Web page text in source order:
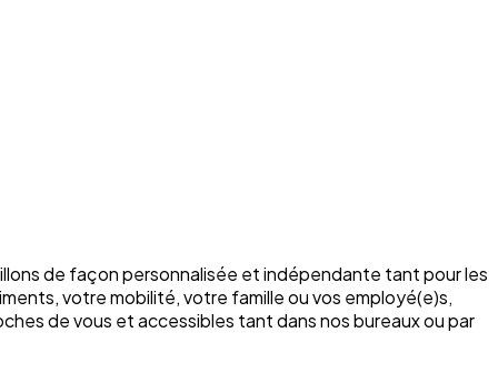
de façon personnalisée et indépendante tant pour les
votre mobilité, votre famille ou vos employé(e)s,
de vous et accessibles tant dans nos bureaux ou par